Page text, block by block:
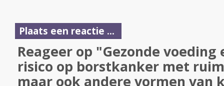
Plaats een reactie ...
Reageer op "Gezonde
risico op borstkanker met
maar ook andere vormen van